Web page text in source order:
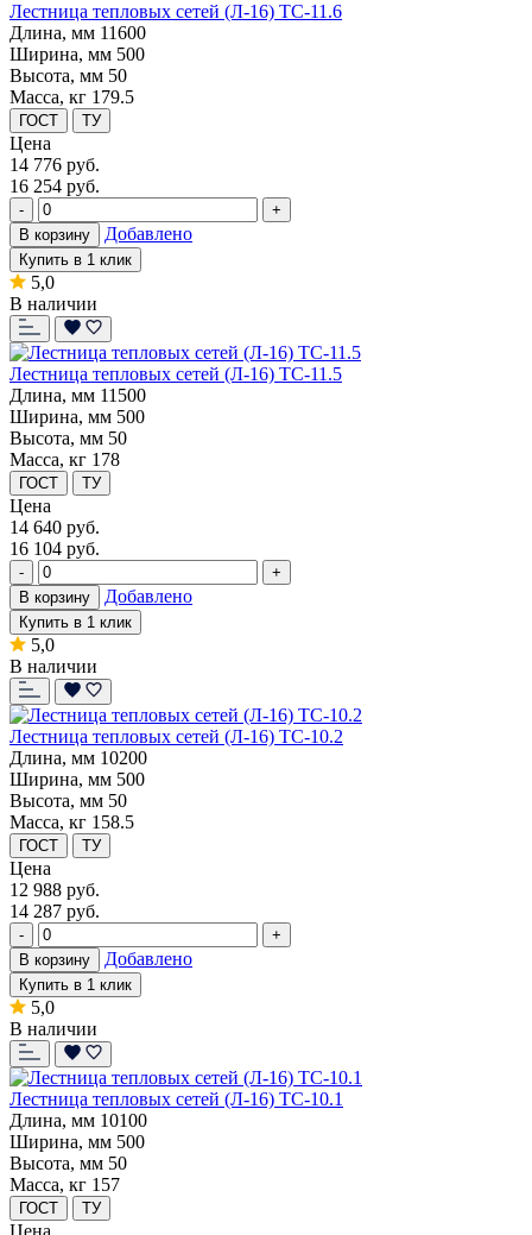
Лестница тепловых сетей (Л-16) ТС-11.6
Длина, мм 11600
Ширина, мм 500
Высота, мм 50
Масса, кг 179.5
ГОСТ ТУ
Цена
14 776 руб.
16 254 руб.
-
+
В корзину
Добавлено
Купить в 1 клик
5,0
В наличии
Лестница тепловых сетей (Л-16) ТС-11.5
Длина, мм 11500
Ширина, мм 500
Высота, мм 50
Масса, кг 178
ГОСТ ТУ
Цена
14 640 руб.
16 104 руб.
-
+
В корзину
Добавлено
Купить в 1 клик
5,0
В наличии
Лестница тепловых сетей (Л-16) ТС-10.2
Длина, мм 10200
Ширина, мм 500
Высота, мм 50
Масса, кг 158.5
ГОСТ ТУ
Цена
12 988 руб.
14 287 руб.
-
+
В корзину
Добавлено
Купить в 1 клик
5,0
В наличии
Лестница тепловых сетей (Л-16) ТС-10.1
Длина, мм 10100
Ширина, мм 500
Высота, мм 50
Масса, кг 157
ГОСТ ТУ